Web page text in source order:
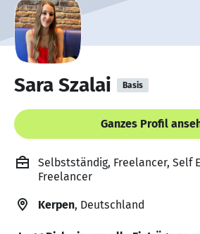
Sara Szalai Basis
Ganzes Profil
Selbstständig, Freelancer, Self
Freelancer
Kerpen, Deutschland